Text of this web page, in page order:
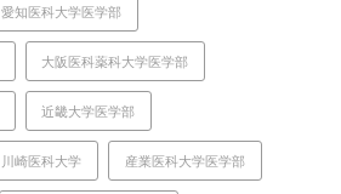
愛知医科大学医学部
大阪医科薬科大学医学部
近畿大学医学部
川崎医科大学 産業医科大学医学部